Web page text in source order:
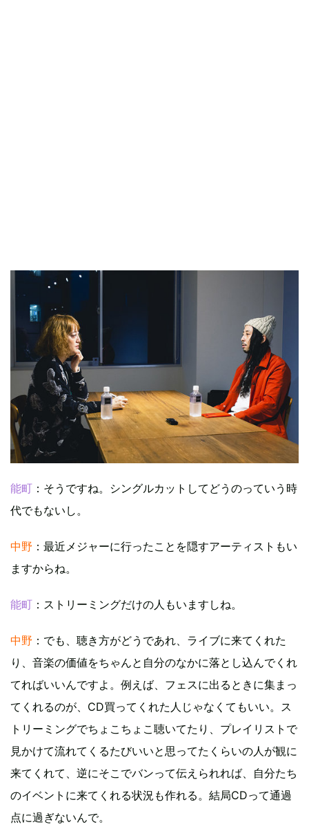
能町 ：そうですね。シングルカットしてどうのっていう時
代でもないし。
中野 ：最近メジャーに行ったことを隠すアーティストもい
ますからね。
能町 ：ストリーミングだけの人もいますしね。
中野 ：でも、聴き方がどうであれ、ライブに来てくれた
り、音楽の価値をちゃんと自分のなかに落とし込んでくれ
てればいいんですよ。例えば、フェスに出るときに集まっ
てくれるのが、CD買ってくれた人じゃなくてもいい。ス
トリーミングでちょこちょこ聴いてたり、プレイリストで
見かけて流れてくるたびいいと思ってたくらいの人が観に
来てくれて、逆にそこでバンって伝えられれば、自分たち
のイベントに来てくれる状況も作れる。結局CDって通過
点に過ぎないんで。